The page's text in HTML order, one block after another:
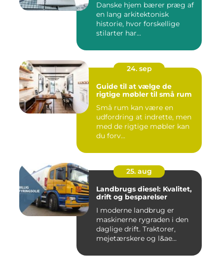
Danske hjem bærer præg af
en lang arkitektonisk
historie, hvor forskellige
stilarter har...
24. sep
Guide til at vælge de
rigtige møbler til små rum
Små rum kan være en
udfordring at indrette, men
med de rigtige møbler kan
du forv...
25. aug
Landbrugs diesel: Kvalitet,
drift og besparelser
I moderne landbrug er
maskinerne rygraden i den
daglige drift. Traktorer,
mejetærskere og l&ae...